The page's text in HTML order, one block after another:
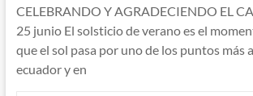
CELEBRANDO Y AGRADECIENDO EL
25 junio El solsticio de verano es el
que el sol pasa por uno de los puntos más
ecuador y en